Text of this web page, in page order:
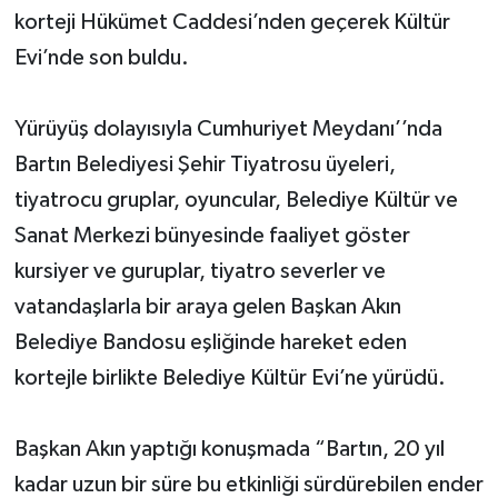
korteji Hükümet Caddesi’nden geçerek Kültür
Evi’nde son buldu.
Yürüyüş dolayısıyla Cumhuriyet Meydanı’’nda
Bartın Belediyesi Şehir Tiyatrosu üyeleri,
tiyatrocu gruplar, oyuncular, Belediye Kültür ve
Sanat Merkezi bünyesinde faaliyet göster
kursiyer ve guruplar, tiyatro severler ve
vatandaşlarla bir araya gelen Başkan Akın
Belediye Bandosu eşliğinde hareket eden
kortejle birlikte Belediye Kültür Evi’ne yürüdü.
Başkan Akın yaptığı konuşmada “Bartın, 20 yıl
kadar uzun bir süre bu etkinliği sürdürebilen ender
Yaşam
Yerel Yönetimler
DÜNYA